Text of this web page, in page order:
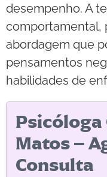
desempenho. A
comportamental,
abordagem que
pensamentos
habilidades de
Psicóloga
Matos –
Consulta